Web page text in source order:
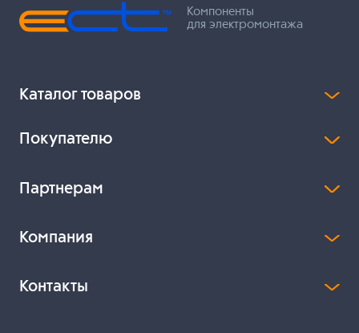
Компоненты
для электромонтажа
Каталог товаров
Покупателю
Партнерам
Компания
Контакты